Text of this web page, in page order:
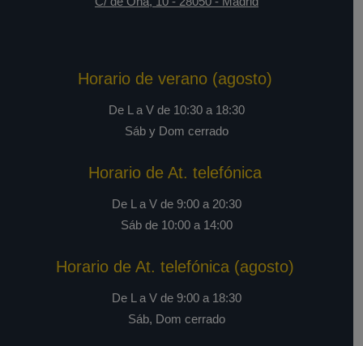
Horario de verano (agosto)
De L a V de 10:30 a 18:30
Sáb y Dom cerrado
Horario de At. telefónica
De L a V de 9:00 a 20:30
Sáb de 10:00 a 14:00
Horario de At. telefónica (agosto)
De L a V de 9:00 a 18:30
Sáb, Dom cerrado